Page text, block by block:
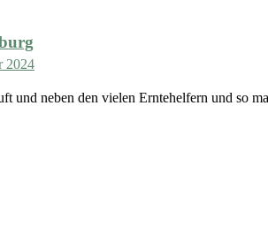
2024
und neben den vielen Erntehelfern und so